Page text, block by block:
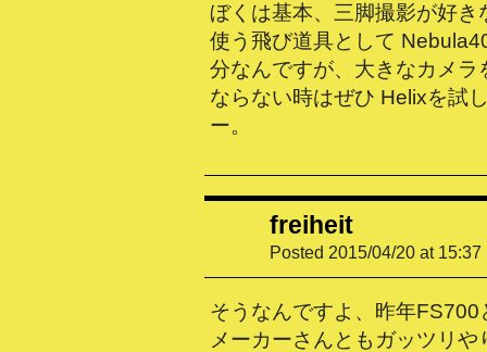
ぼくは基本、三脚撮影が好き
使う飛び道具として
分なんですが、大きなカメラ
ならない時はぜひ Helixを試
ー。
freiheit
Posted 2015/04/20 at 15:37
そうなんですよ、昨年FS700
メーカーさんともガッツリや